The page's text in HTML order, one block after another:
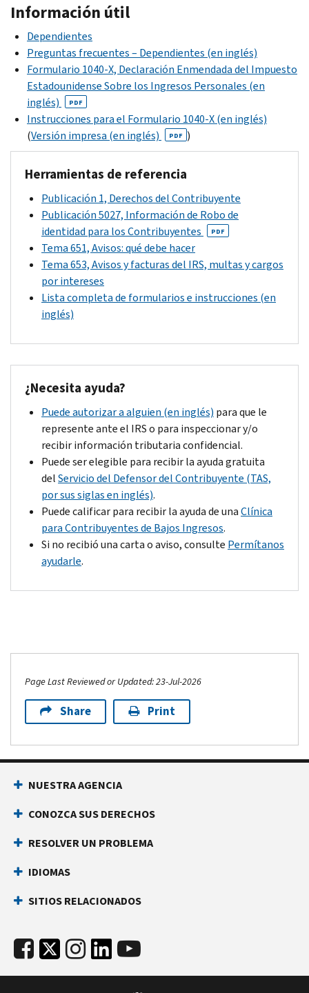
de
identidad
del
IRS
para
obtener
más
información.
Información útil
Dependientes
Preguntas frecuentes – Dependientes (en inglés)
Formulario 1040-X, Declaración Enmendada del Impuesto
Estadounidense Sobre los Ingresos Personales (en
inglés)
PDF
Instrucciones para el Formulario 1040-X (en inglés)
(Versión impresa (en inglés) PDF )
Herramientas de referencia
Publicación 1, Derechos del Contribuyente
Publicación 5027, Información de Robo de
identidad para los Contribuyentes
PDF
Tema 651, Avisos: qué debe hacer
Tema 653, Avisos y facturas del IRS, multas y cargos
por intereses
Lista completa de formularios e instrucciones (en
inglés)
¿Necesita ayuda?
Puede autorizar a alguien (en inglés) para que le
represente ante el IRS o para inspeccionar y/o
recibir información tributaria confidencial.
Puede ser elegible para recibir la ayuda gratuita
delServicio del Defensor del Contribuyente (TAS,
por sus siglas en inglés).
Puede calificar para recibir la ayuda de unaClínica
para Contribuyentes de Bajos Ingresos.
Si no recibió una carta o aviso, consulte Permítanos
ayudarle.
Page Last Reviewed or Updated: 23-Jul-2026
Share Print
NUESTRA AGENCIA
CONOZCA SUS DERECHOS
RESOLVER UN PROBLEMA
IDIOMAS
SITIOS RELACIONADOS